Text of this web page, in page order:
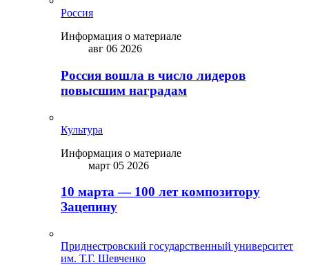
Россия
Информация о материале
авг 06 2026
Россия вошла в число лидеров
повысшим наградам
Культура
Информация о материале
март 05 2026
10 марта — 100 лет композитору
Зацепину
Приднестровский государственный университет
им. Т.Г. Шевченко